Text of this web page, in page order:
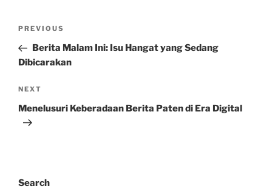
Previous
Post
PREVIOUS
Berita Malam Ini: Isu Hangat yang Sedang
Dibicarakan
Next
Post
NEXT
Menelusuri Keberadaan Berita Paten di Era Digital
Search